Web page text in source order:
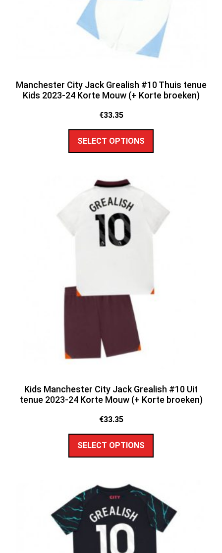
Manchester City Jack Grealish #10 Thuis tenue
Kids 2023-24 Korte Mouw (+ Korte broeken)
€33.35
SELECT OPTIONS
Kids Manchester City Jack Grealish #10 Uit
tenue 2023-24 Korte Mouw (+ Korte broeken)
€33.35
SELECT OPTIONS